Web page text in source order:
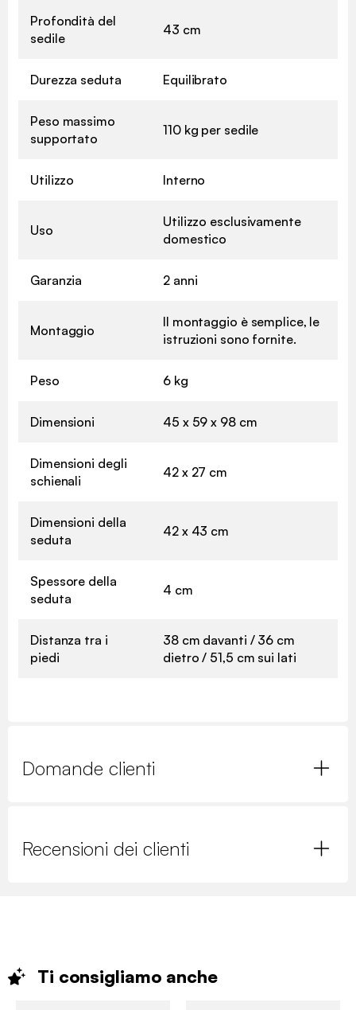
Profondità del
sedile
43 cm
Durezza seduta Equilibrato
Peso massimo
supportato
110 kg per sedile
Utilizzo Interno
Uso
Utilizzo esclusivamente
domestico
Garanzia 2 anni
Montaggio
Il montaggio è semplice, le
istruzioni sono fornite.
Peso 6 kg
Dimensioni 45 x 59 x 98 cm
Dimensioni degli
schienali
42 x 27 cm
Dimensioni della
seduta
42 x 43 cm
Spessore della
seduta
4 cm
Distanza tra i
piedi
38 cm davanti / 36 cm
dietro / 51,5 cm sui lati
Domande clienti
Recensioni dei clienti
Ti consigliamo anche